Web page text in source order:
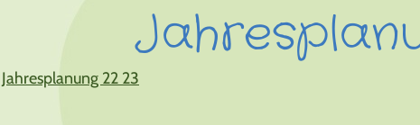
Jahresplanung 22 23